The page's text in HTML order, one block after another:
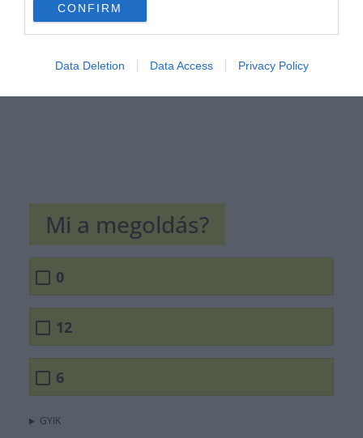
CONFIRM
Data Deletion Data Access Privacy Policy
Mi a megoldás?
0
12
6
GYIK